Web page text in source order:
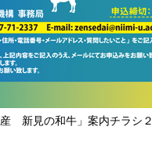
新見の和牛」案内チラシ２